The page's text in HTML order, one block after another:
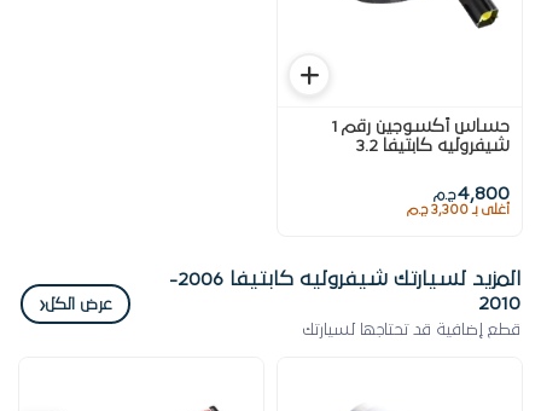
حساس أكسوجين رقم 1
شيفروليه كابتيفا 3.2
4,800ج.م
أغلى بـ 3,300 ج.م
المزيد لسيارتك شيفروليه كابتيفا 2006-
2010
قطع إضافية قد تحتاجها لسيارتك
عرض الكل‹